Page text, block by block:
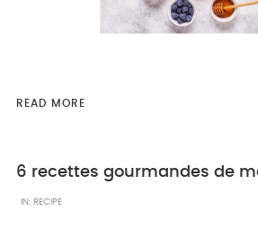
READ MORE
IN: RECIPE